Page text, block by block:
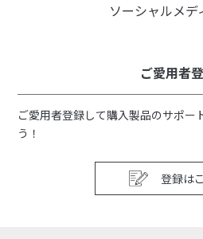
ソーシャルメデ
ご愛用者
ご愛用者登録して購入製品のサポー
う！
登録は